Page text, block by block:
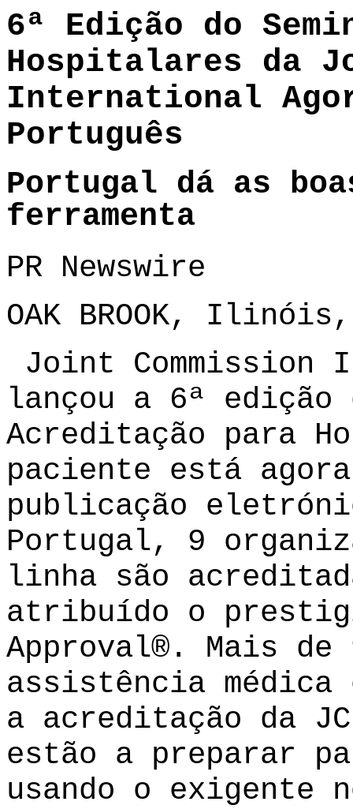
6ª Edição do
Hospitalares da
International
Português
Portugal dá as
ferramenta
PR Newswire
OAK BROOK,
Joint Commission
lançou a 6ª edição
Acreditação para
paciente está
publicação
Portugal, 9
linha são
atribuído o
Approval®. Mais de
assistência médica
a acreditação da
estão a preparar
usando o exigente